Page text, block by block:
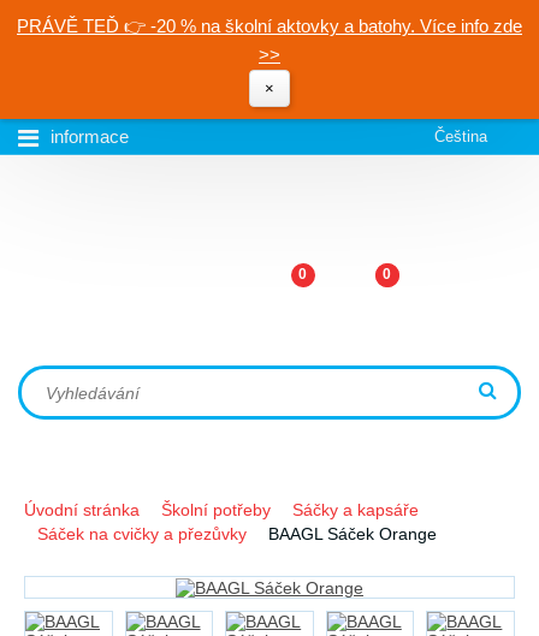
PRÁVĚ TEĎ 👉 -20 % na školní aktovky a batohy. Více info zde
>>
×
informace Čeština
0 0
Úvodní stránka Školní potřeby
Sáčky a kapsáře
Sáček na cvičky a přezůvky
BAAGL Sáček Orange